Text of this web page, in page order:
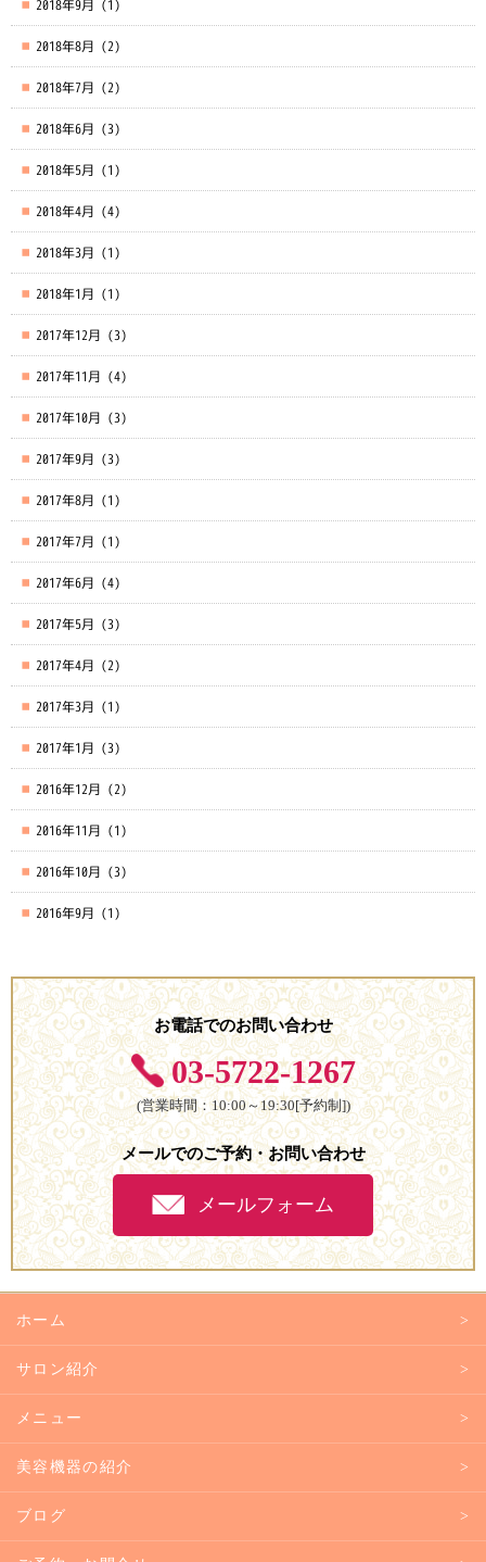
2018年9月 (1)
2018年8月 (2)
2018年7月 (2)
2018年6月 (3)
2018年5月 (1)
2018年4月 (4)
2018年3月 (1)
2018年1月 (1)
2017年12月 (3)
2017年11月 (4)
2017年10月 (3)
2017年9月 (3)
2017年8月 (1)
2017年7月 (1)
2017年6月 (4)
2017年5月 (3)
2017年4月 (2)
2017年3月 (1)
2017年1月 (3)
2016年12月 (2)
2016年11月 (1)
2016年10月 (3)
2016年9月 (1)
お電話でのお問い合わせ
03-5722-1267
(営業時間：10:00～19:30[予約制])
メールでのご予約・お問い合わせ
メールフォーム
ホーム
サロン紹介
メニュー
美容機器の紹介
ブログ